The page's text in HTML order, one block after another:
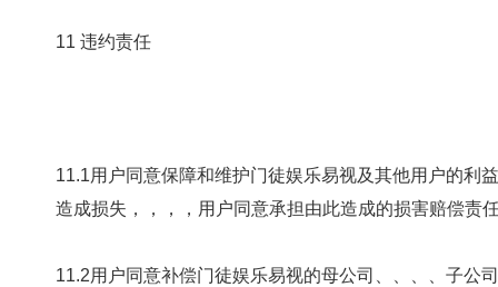
11 违约责任
11.1用户同意保障和维护门徒娱乐易视及其他用户的利益
造成损失，，，，用户同意承担由此造成的损害赔偿责任。
11.2用户同意补偿门徒娱乐易视的母公司、、、、子公司